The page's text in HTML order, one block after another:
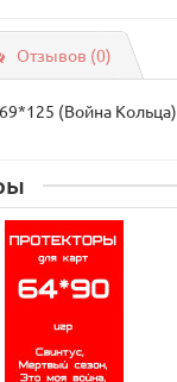
Отзывов (0)
(Война Кольца)